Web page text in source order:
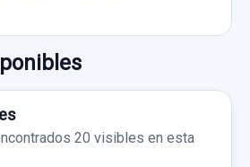
20 visibles en esta